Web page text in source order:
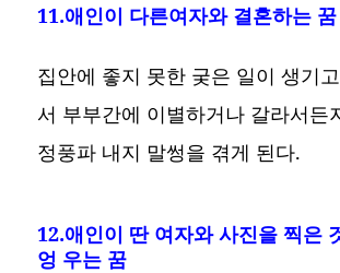
11.애인이 다른여자와 결혼하는 꿈
집안에 좋지 못한 궂은 일이 생기
서 부부간에 이별하거나 갈라서든
정풍파 내지 말썽을 겪게 된다.
12.애인이 딴 여자와 사진을 찍은
엉 우는 꿈